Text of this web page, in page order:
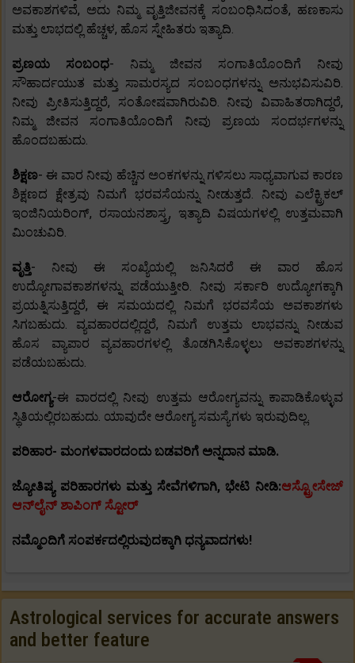
ಅವಕಾಶಗಳಿವೆ, ಅದು ನಿಮ್ಮ ವೃತ್ತಿಜೀವನಕ್ಕೆ ಸಂಬಂಧಿಸಿದಂತೆ, ಹಣಕಾಸು
ಮತ್ತು ಲಾಭದಲ್ಲಿ ಹೆಚ್ಚಳ, ಹೊಸ ಸ್ನೇಹಿತರು ಇತ್ಯಾದಿ.
ಪ್ರಣಯ ಸಂಬಂಧ- ನಿಮ್ಮ ಜೀವನ ಸಂಗಾತಿಯೊಂದಿಗೆ ನೀವು
ಸೌಹಾರ್ದಯುತ ಮತ್ತು ಸಾಮರಸ್ಯದ ಸಂಬಂಧಗಳನ್ನು ಅನುಭವಿಸುವಿರಿ.
ನೀವು ಪ್ರೀತಿಸುತ್ತಿದ್ದರೆ, ಸಂತೋಷವಾಗಿರುವಿರಿ. ನೀವು ವಿವಾಹಿತರಾಗಿದ್ದರೆ,
ನಿಮ್ಮ ಜೀವನ ಸಂಗಾತಿಯೊಂದಿಗೆ ನೀವು ಪ್ರಣಯ ಸಂದರ್ಭಗಳನ್ನು
ಹೊಂದಬಹುದು.
ಶಿಕ್ಷಣ- ಈ ವಾರ ನೀವು ಹೆಚ್ಚಿನ ಅಂಕಗಳನ್ನು ಗಳಿಸಲು ಸಾಧ್ಯವಾಗುವ ಕಾರಣ
ಶಿಕ್ಷಣದ ಕ್ಷೇತ್ರವು ನಿಮಗೆ ಭರವಸೆಯನ್ನು ನೀಡುತ್ತದೆ. ನೀವು ಎಲೆಕ್ಟ್ರಿಕಲ್
ಇಂಜಿನಿಯರಿಂಗ್, ರಸಾಯನಶಾಸ್ತ್ರ, ಇತ್ಯಾದಿ ವಿಷಯಗಳಲ್ಲಿ ಉತ್ತಮವಾಗಿ
ಮಿಂಚುವಿರಿ.
ವೃತ್ತಿ- ನೀವು ಈ ಸಂಖ್ಯೆಯಲ್ಲಿ ಜನಿಸಿದರೆ ಈ ವಾರ ಹೊಸ
ಉದ್ಯೋಗಾವಕಾಶಗಳನ್ನು ಪಡೆಯುತ್ತೀರಿ. ನೀವು ಸರ್ಕಾರಿ ಉದ್ಯೋಗಕ್ಕಾಗಿ
ಪ್ರಯತ್ನಿಸುತ್ತಿದ್ದರೆ, ಈ ಸಮಯದಲ್ಲಿ ನಿಮಗೆ ಭರವಸೆಯ ಅವಕಾಶಗಳು
ಸಿಗಬಹುದು. ವ್ಯವಹಾರದಲ್ಲಿದ್ದರೆ, ನಿಮಗೆ ಉತ್ತಮ ಲಾಭವನ್ನು ನೀಡುವ
ಹೊಸ ವ್ಯಾಪಾರ ವ್ಯವಹಾರಗಳಲ್ಲಿ ತೊಡಗಿಸಿಕೊಳ್ಳಲು ಅವಕಾಶಗಳನ್ನು
ಪಡೆಯಬಹುದು.
ಆರೋಗ್ಯ-ಈ ವಾರದಲ್ಲಿ ನೀವು ಉತ್ತಮ ಆರೋಗ್ಯವನ್ನು ಕಾಪಾಡಿಕೊಳ್ಳುವ
ಸ್ಥಿತಿಯಲ್ಲಿರಬಹುದು. ಯಾವುದೇ ಆರೋಗ್ಯ ಸಮಸ್ಯೆಗಳು ಇರುವುದಿಲ್ಲ.
ಪರಿಹಾರ- ಮಂಗಳವಾರದಂದು ಬಡವರಿಗೆ ಅನ್ನದಾನ ಮಾಡಿ.
ಜ್ಯೋತಿಷ್ಯ ಪರಿಹಾರಗಳು ಮತ್ತು ಸೇವೆಗಳಿಗಾಗಿ, ಭೇಟಿ ನೀಡಿ:ಆಸ್ಟ್ರೋಸೇಜ್
ಆನ್‌ಲೈನ್ ಶಾಪಿಂಗ್ ಸ್ಟೋರ್
ನಮ್ಮೊಂದಿಗೆ ಸಂಪರ್ಕದಲ್ಲಿರುವುದಕ್ಕಾಗಿ ಧನ್ಯವಾದಗಳು!
Astrological services for accurate answers
and better feature